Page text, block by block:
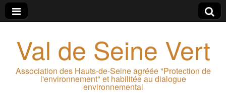
Val de Seine Vert
Association des Hauts-de-Seine agréée "Protection de
l'environnement" et habilitée au dialogue
environnemental